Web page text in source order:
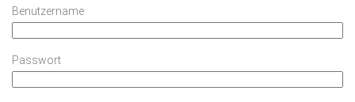
Benutzername
Passwort